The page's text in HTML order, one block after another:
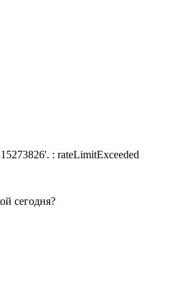
: rateLimitExceeded
сегодня?